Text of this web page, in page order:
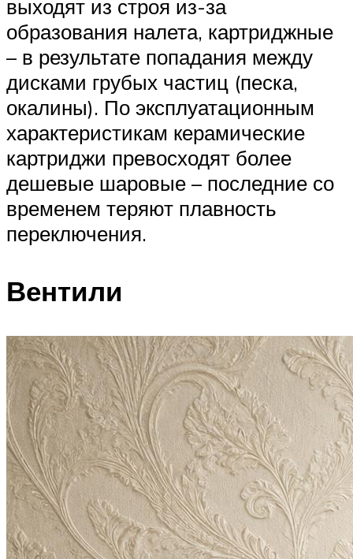
выходят из строя из-за
образования налета, картриджные
– в результате попадания между
дисками грубых частиц (песка,
окалины). По эксплуатационным
характеристикам керамические
картриджи превосходят более
дешевые шаровые – последние со
временем теряют плавность
переключения.
Вентили